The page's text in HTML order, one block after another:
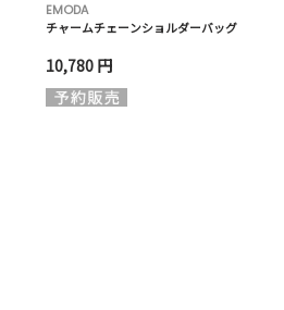
EMODA
チャームチェーンショルダーバッグ
10,780 円